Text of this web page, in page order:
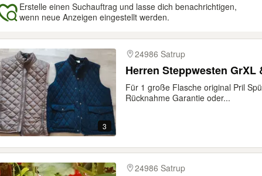
Erstelle einen Suchauftrag und lasse dich benachrichtigen,
wenn neue Anzeigen eingestellt werden.
3
24986 Satrup
Herren Steppwesten GrXL
Für 1 große Flasche original Pril
Rücknahme Garantie oder...
24986 Satrup